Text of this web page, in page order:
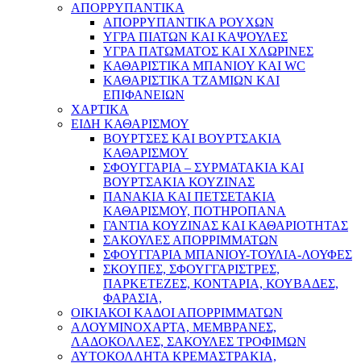
ΑΠΟΡΡΥΠΑΝΤΙΚΑ
ΑΠΟΡΡΥΠΑΝΤΙΚΑ ΡΟΥΧΩΝ
ΥΓΡΑ ΠΙΑΤΩΝ ΚΑΙ ΚΑΨΟΥΛΕΣ
ΥΓΡΑ ΠΑΤΩΜΑΤΟΣ ΚΑΙ ΧΛΩΡΙΝΕΣ
ΚΑΘΑΡΙΣΤΙΚΑ ΜΠΑΝΙΟΥ ΚΑΙ WC
ΚΑΘΑΡΙΣΤΙΚΑ ΤΖΑΜΙΩΝ ΚΑΙ
ΕΠΙΦΑΝΕΙΩΝ
ΧΑΡΤΙΚΑ
ΕΙΔΗ ΚΑΘΑΡΙΣΜΟΥ
ΒΟΥΡΤΣΕΣ ΚΑΙ ΒΟΥΡΤΣΑΚΙΑ
ΚΑΘΑΡΙΣΜΟΥ
ΣΦΟΥΓΓΑΡΙΑ – ΣΥΡΜΑΤΑΚΙΑ ΚΑΙ
ΒΟΥΡΤΣΑΚΙΑ ΚΟΥΖΙΝΑΣ
ΠΑΝΑΚΙΑ ΚΑΙ ΠΕΤΣΕΤΑΚΙΑ
ΚΑΘΑΡΙΣΜΟΥ, ΠΟΤΗΡΟΠΑΝΑ
ΓΑΝΤΙΑ ΚΟΥΖΙΝΑΣ ΚΑΙ ΚΑΘΑΡΙΟΤΗΤΑΣ
ΣΑΚΟΥΛΕΣ ΑΠΟΡΡΙΜΜΑΤΩΝ
ΣΦΟΥΓΓΑΡΙΑ ΜΠΑΝΙΟΥ-ΤΟΥΛΙΑ-ΛΟΥΦΕΣ
ΣΚΟΥΠΕΣ, ΣΦΟΥΓΓΑΡΙΣΤΡΕΣ,
ΠΑΡΚΕΤΕΖΕΣ, ΚΟΝΤΑΡΙΑ, ΚΟΥΒΑΔΕΣ,
ΦΑΡΑΣΙΑ,
ΟΙΚΙΑΚΟΙ ΚΑΔΟΙ ΑΠΟΡΡΙΜΜΑΤΩΝ
ΑΛΟΥΜΙΝΟΧΑΡΤΑ, ΜΕΜΒΡΑΝΕΣ,
ΛΑΔΟΚΟΛΛΕΣ, ΣΑΚΟΥΛΕΣ ΤΡΟΦΙΜΩΝ
ΑΥΤΟΚΟΛΛΗΤΑ ΚΡΕΜΑΣΤΡΑΚΙΑ,